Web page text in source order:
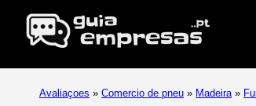
Avaliaçoes » Comercio de pneu » Madeira »